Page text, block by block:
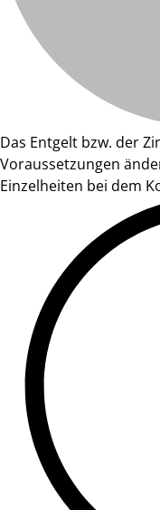
Das Entgelt bzw. der
Voraussetzungen
Einzelheiten bei dem